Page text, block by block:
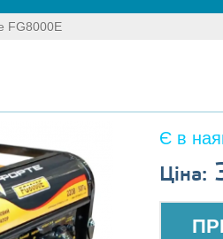
FG8000E
Є в
Ціна: